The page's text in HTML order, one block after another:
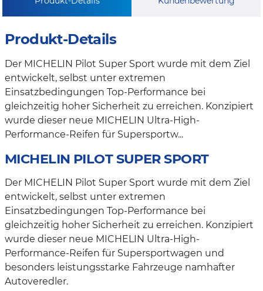
Produkt-Details
Der MICHELIN Pilot Super Sport wurde mit dem Ziel
entwickelt, selbst unter extremen
Einsatzbedingungen Top-Performance bei
gleichzeitig hoher Sicherheit zu erreichen. Konzipiert
wurde dieser neue MICHELIN Ultra-High-
Performance-Reifen für Supersportw...
MICHELIN PILOT SUPER SPORT
Der MICHELIN Pilot Super Sport wurde mit dem Ziel
entwickelt, selbst unter extremen
Einsatzbedingungen Top-Performance bei
gleichzeitig hoher Sicherheit zu erreichen. Konzipiert
wurde dieser neue MICHELIN Ultra-High-
Performance-Reifen für Supersportwagen und
besonders leistungsstarke Fahrzeuge namhafter
Autoveredler.